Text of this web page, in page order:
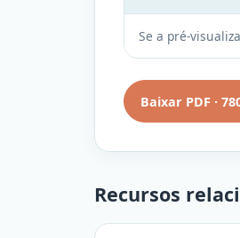
Se a pré-
Baixar PDF ·
Recursos